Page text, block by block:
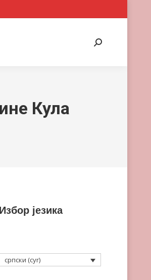
Search:
Кула
Избор језика
српски (cyr)